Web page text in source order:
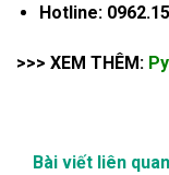
Hotline:
>>> XEM THÊM:
Bài viết liên quan